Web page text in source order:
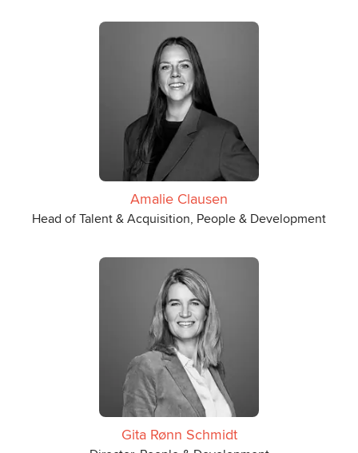
Amalie Clausen
Head of Talent & Acquisition, People & Development
Gita Rønn Schmidt